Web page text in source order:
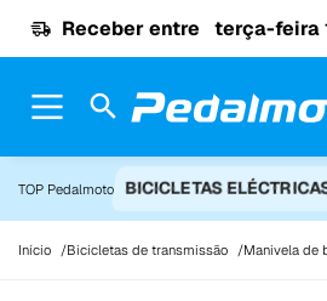
Receber entre terça-feira
TOP Pedalmoto BICICLETAS
Início Bicicletas de transmissão Manivela de